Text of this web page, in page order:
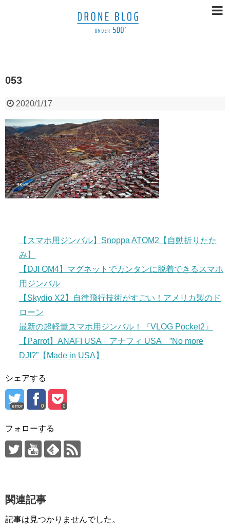
053
2020/1/17
【スマホ用ジンバル】Snoppa ATOM2【自動折りたた
み】
【DJI OM4】マグネットでカンタンに脱着できるスマホ
用ジンバル
【Skydio X2】自律飛行技術がすごい！アメリカ製のド
ローン
最新の超軽量スマホ用ジンバル！『VLOG Pocket2』
【Parrot】ANAFI USA アナフィ USA ”No more
DJI?”【Made in USA】
シェアする
error 0 0
フォローする
関連記事
記事は見つかりませんでした。